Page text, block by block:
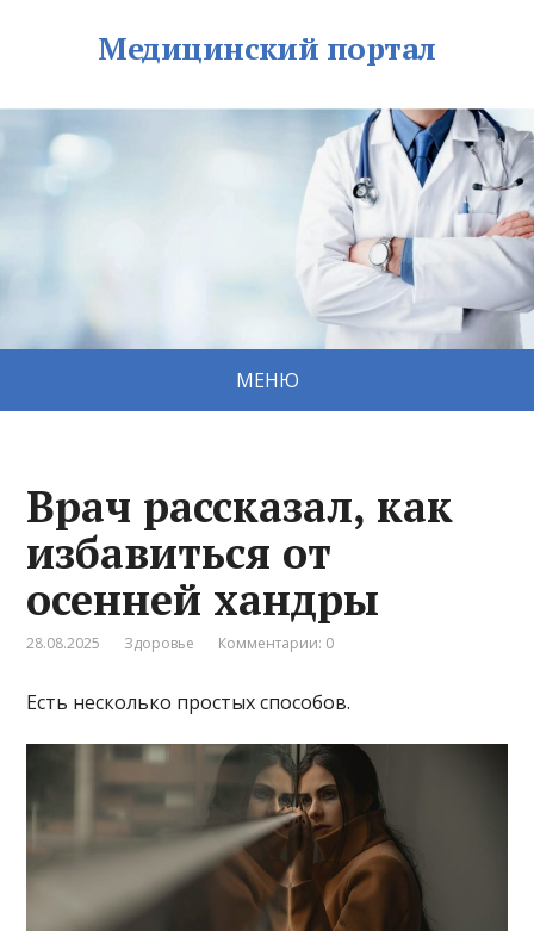
Медицинский портал
МЕНЮ
Врач рассказал, как
избавиться от
осенней хандры
28.08.2025 Здоровье Комментарии: 0
Есть несколько простых способов.